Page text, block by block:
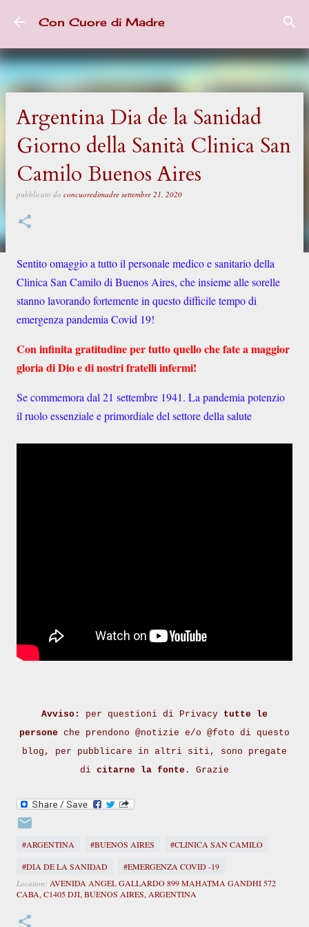
Passa ai contenuti principali
Con Cuore di Madre
Argentina Dia de la Sanidad
Giorno della Sanità Clinica San
Camilo Buenos Aires
pubblicato da concuoredimadre settembre 21, 2020
Sentito omaggio a tutto il personale medico e sanitario della
Clinica San Camilo di Buenos Aires, che insieme alle sorelle
stanno lavorando fortemente in questo difficile tempo di
emergenza pandemia Covid 19!
Con infinita gratitudine per tutto quello che fate a maggior
gloria di Dio e di nostri fratelli infermi!
Se commemora dal 21 settembre 1941. La pandemia potenzio
il ruolo essenziale e primordiale del settore della salute
Avviso: per questioni di Privacy tutte le
persone che prendono @notizie e/o @foto di questo
blog, per pubblicare in altri siti, sono pregate
di citarne la fonte . Grazie
#ARGENTINA #BUENOS AIRES
#CLINICA SAN CAMILO
#DIA DE LA SANIDAD
#EMERGENZA COVID -19
Location: AVENIDA ANGEL GALLARDO 899 MAHATMA GANDHI 572
CABA, C1405 DJI, BUENOS AIRES, ARGENTINA